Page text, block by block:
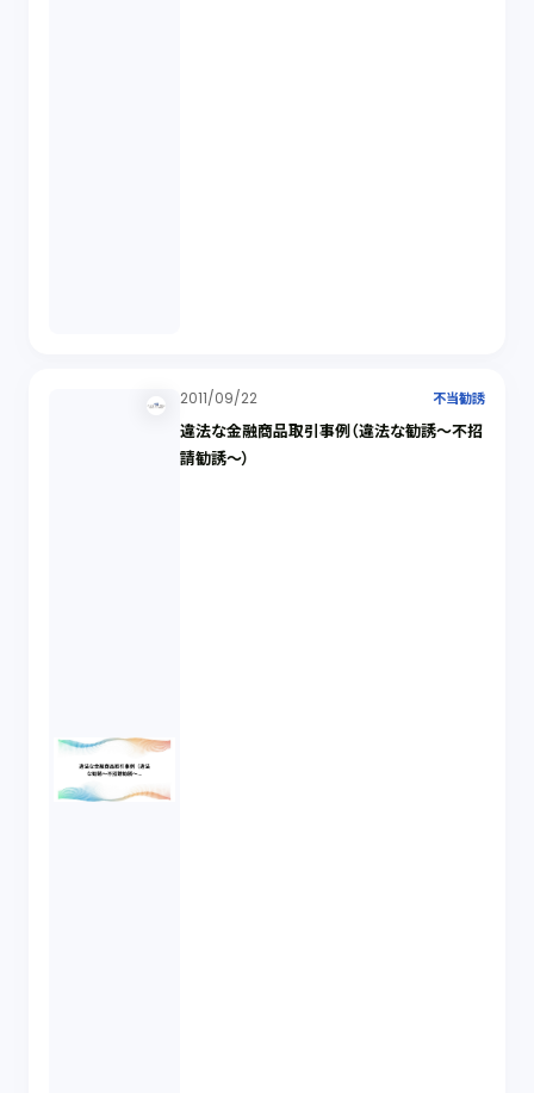
2011/09/22 不当勧誘
違法な金融商品取引事例（違法な勧誘～不招
請勧誘～）